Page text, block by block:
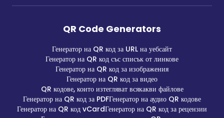
QR Code Generators
Генератор на QR код за URL на уебсайт
Генератор на QR код със списък от линкове
Генератор на QR код за изображения
Генератор на QR код за видео
QR кодове, които изтегляват всякакви файлове
Генератор на QR код за PDFГенератор на аудио QR кодове
Генератор на QR код vCardГенератор на QR код за рецензии